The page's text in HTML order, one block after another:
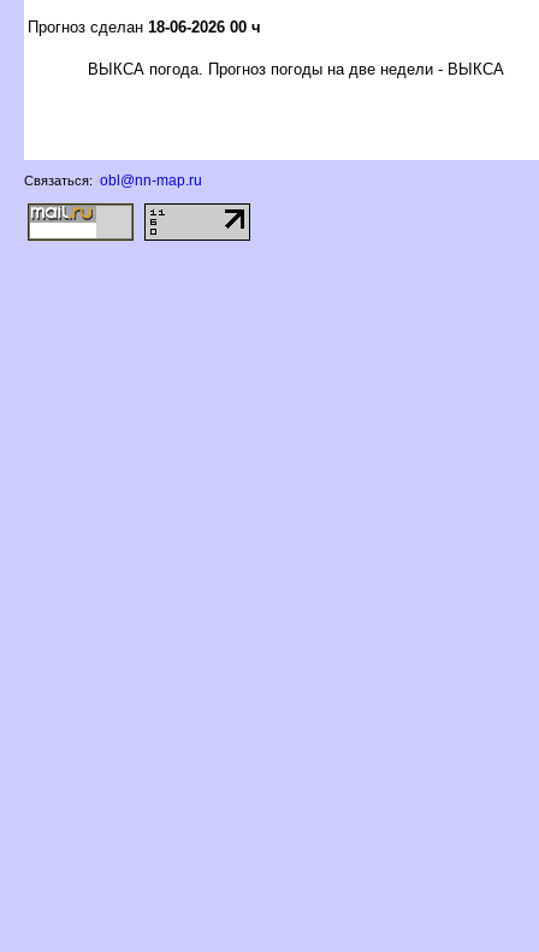
Прогноз сделан 18-06-2026 00 ч
ЫКСА погода. Прогноз погоды на две недели - ВЫКСА
Связаться: obl@nn-map.ru